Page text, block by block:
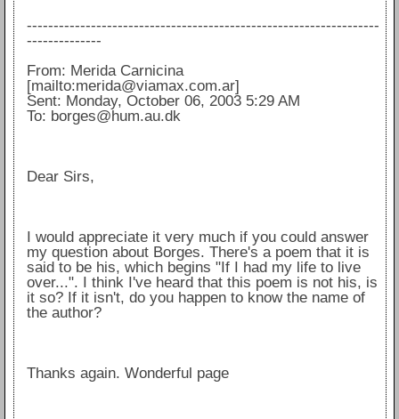
------------------------------------------------------------------
--------------
From: Merida Carnicina
[mailto:merida@viamax.com.ar]
Sent: Monday, October 06, 2003 5:29 AM
To: borges@hum.au.dk
Dear Sirs,
I would appreciate it very much if you could answer
my question about Borges. There's a poem that it is
said to be his, which begins "If I had my life to live
over...". I think I've heard that this poem is not his, is
it so? If it isn't, do you happen to know the name of
the author?
Thanks again. Wonderful page